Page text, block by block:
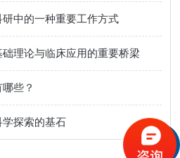
中的一种重要工作方式
理论与临床应用的重要桥梁
些？
探索的基石